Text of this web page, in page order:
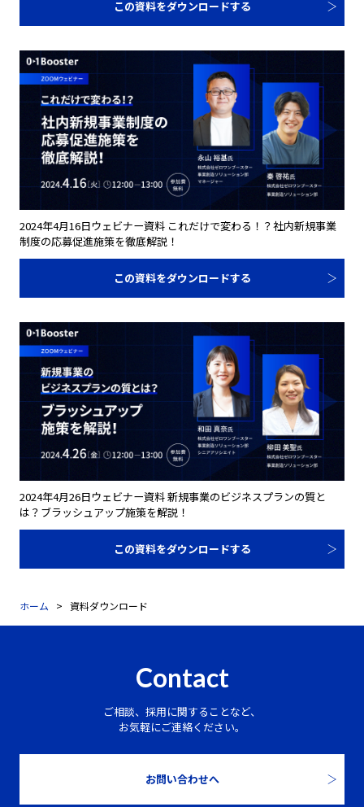
この資料をダウンロードする
2024年4月16日ウェビナー資料 これだけで変わる！？社内新規事業
制度の応募促進施策を徹底解説！
この資料をダウンロードする
2024年4月26日ウェビナー資料 新規事業のビジネスプランの質と
は？ブラッシュアップ施策を解説！
この資料をダウンロードする
ホーム 資料ダウンロード
Contact
ご相談、採用に関することなど、
お気軽にご連絡ください。
お問い合わせへ